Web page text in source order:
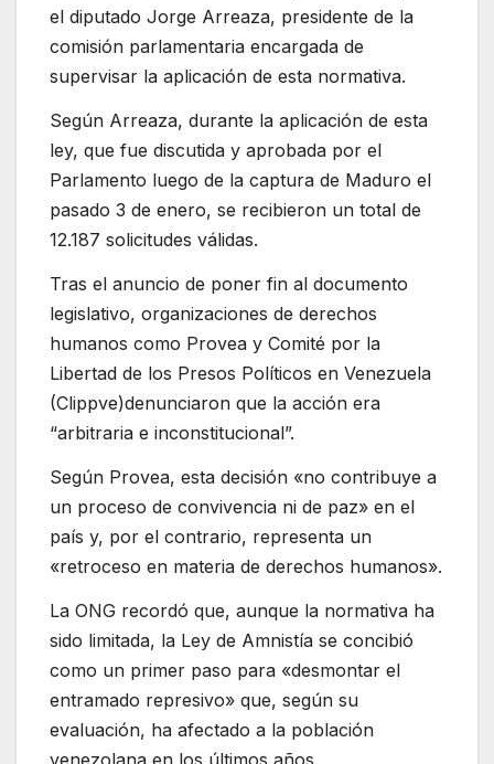
el diputado Jorge Arreaza, presidente de la
comisión parlamentaria encargada de
supervisar la aplicación de esta normativa.
Según Arreaza, durante la aplicación de esta
ley, que fue discutida y aprobada por el
Parlamento luego de la captura de Maduro el
pasado 3 de enero, se recibieron un total de
12.187 solicitudes válidas.
Tras el anuncio de poner fin al documento
legislativo, organizaciones de derechos
humanos como Provea y Comité por la
Libertad de los Presos Políticos en Venezuela
(Clippve)denunciaron que la acción era
“arbitraria e inconstitucional”.
Según Provea, esta decisión «no contribuye a
un proceso de convivencia ni de paz» en el
país y, por el contrario, representa un
«retroceso en materia de derechos humanos».
La ONG recordó que, aunque la normativa ha
sido limitada, la Ley de Amnistía se concibió
como un primer paso para «desmontar el
entramado represivo» que, según su
evaluación, ha afectado a la población
venezolana en los últimos años.